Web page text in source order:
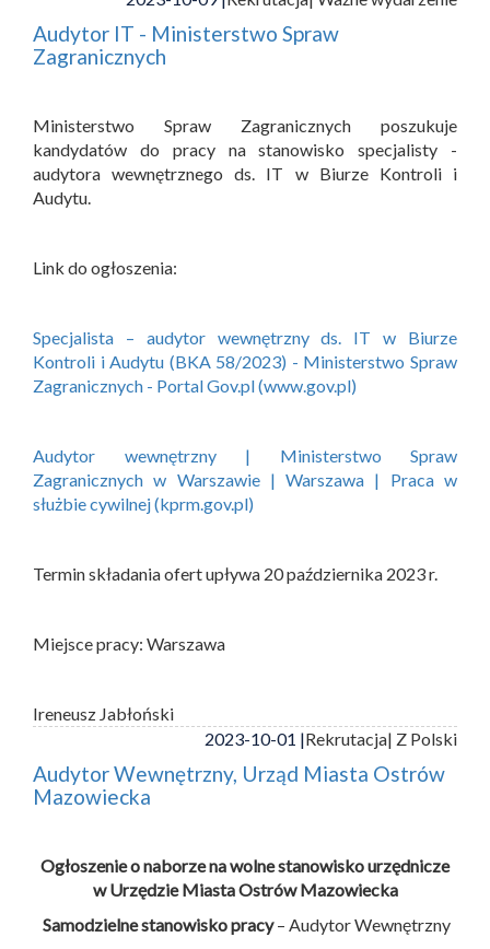
Audytor IT - Ministerstwo Spraw
Zagranicznych
Ministerstwo Spraw Zagranicznych poszukuje
kandydatów do pracy na stanowisko specjalisty -
audytora wewnętrznego ds. IT w Biurze Kontroli i
Audytu.
Link do ogłoszenia:
Specjalista – audytor wewnętrzny ds. IT w Biurze
Kontroli i Audytu (BKA 58/2023) - Ministerstwo Spraw
Zagranicznych - Portal Gov.pl (www.gov.pl)
Audytor wewnętrzny | Ministerstwo Spraw
Zagranicznych w Warszawie | Warszawa | Praca w
służbie cywilnej (kprm.gov.pl)
Termin składania ofert upływa 20 października 2023 r.
Miejsce pracy: Warszawa
Ireneusz Jabłoński
2023-10-01 |Rekrutacja| Z Polski
Audytor Wewnętrzny, Urząd Miasta Ostrów
Mazowiecka
Ogłoszenie o naborze na wolne stanowisko urzędnicze
w Urzędzie Miasta Ostrów Mazowiecka
Samodzielne stanowisko pracy– Audytor Wewnętrzny